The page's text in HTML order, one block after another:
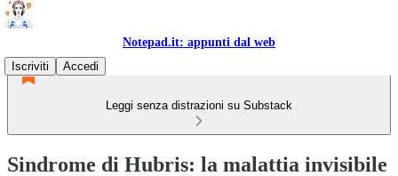
Notepad.it: appunti dal web
Iscriviti
Accedi
Leggi senza distrazioni su Substack
Sindrome di Hubris: la malattia invisibile